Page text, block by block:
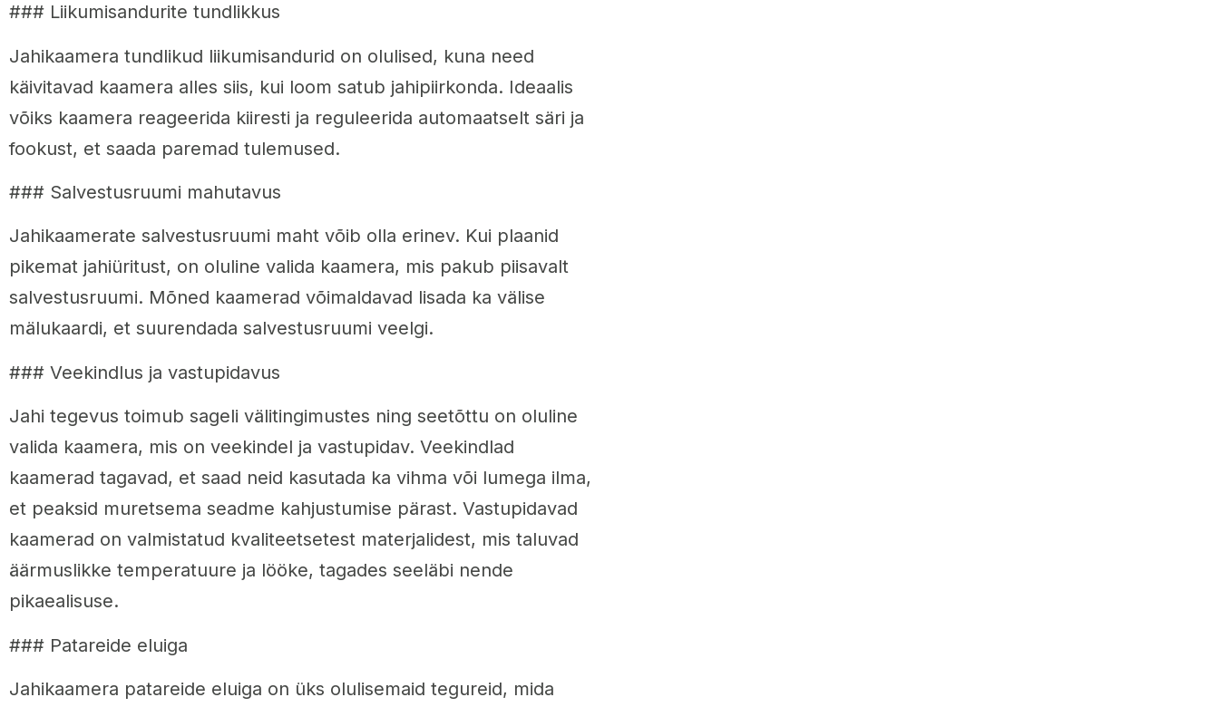
### Liikumisandurite tundlikkus
Jahikaamera tundlikud liikumisandurid on olulised, kuna need
käivitavad kaamera alles siis, kui loom satub jahipiirkonda. Ideaalis
võiks kaamera reageerida kiiresti ja reguleerida automaatselt säri ja
fookust, et saada paremad tulemused.
### Salvestusruumi mahutavus
Jahikaamerate salvestusruumi maht võib olla erinev. Kui plaanid
pikemat jahiüritust, on oluline valida kaamera, mis pakub piisavalt
salvestusruumi. Mõned kaamerad võimaldavad lisada ka välise
mälukaardi, et suurendada salvestusruumi veelgi.
### Veekindlus ja vastupidavus
Jahi tegevus toimub sageli välitingimustes ning seetõttu on oluline
valida kaamera, mis on veekindel ja vastupidav. Veekindlad
kaamerad tagavad, et saad neid kasutada ka vihma või lumega ilma,
et peaksid muretsema seadme kahjustumise pärast. Vastupidavad
kaamerad on valmistatud kvaliteetsetest materjalidest, mis taluvad
äärmuslikke temperatuure ja lööke, tagades seeläbi nende
pikaealisuse.
### Patareide eluiga
Jahikaamera patareide eluiga on üks olulisemaid tegureid, mida